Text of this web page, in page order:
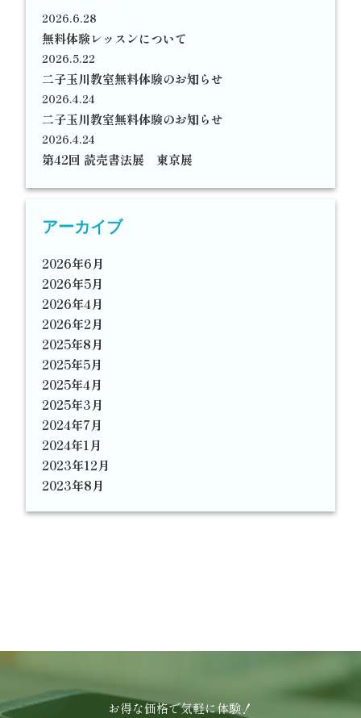
2026.6.28
無料体験レッスンについて
2026.5.22
二子玉川教室無料体験のお知らせ
2026.4.24
二子玉川教室無料体験のお知らせ
2026.4.24
第42回 読売書法展 東京展
アーカイブ
2026年6月
2026年5月
2026年4月
2026年2月
2025年8月
2025年5月
2025年4月
2025年3月
2024年7月
2024年1月
2023年12月
2023年8月
お得な価格で気軽に体験！